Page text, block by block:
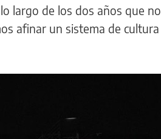
largo de los dos años que
afinar un sistema de